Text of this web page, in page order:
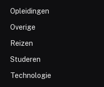
Opleidingen
Overige
Reizen
Studeren
Technologie